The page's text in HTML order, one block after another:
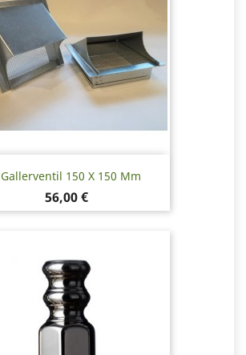
Gallerventil 150 X 150 Mm
Pris
56,00 €